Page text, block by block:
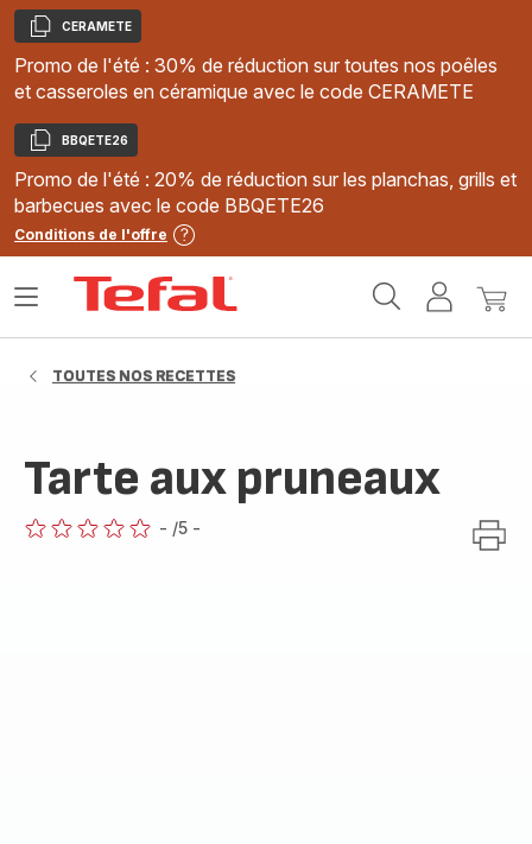
Copier
CERAMETE
Promo de l'été : 30% de réduction sur toutes nos poêles
et casseroles en céramique avec le code CERAMETE
Copier
BBQETE26
Promo de l'été : 20% de réduction sur les planchas, grills et
barbecues avec le code BBQETE26
Conditions de l'offre
MonMon
Ouvrir
TOUTES NOS RECETTES
Tarte aux pruneaux
- /5 -